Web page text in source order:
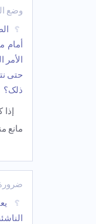
وضع
أمام
حتى
ذلک؟
مانع
ضرورة